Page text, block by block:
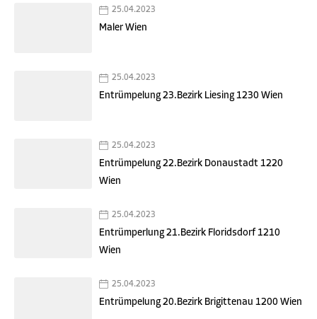
25.04.2023
Maler Wien
25.04.2023
Entrümpelung 23.Bezirk Liesing 1230 Wien
25.04.2023
Entrümpelung 22.Bezirk Donaustadt 1220
Wien
25.04.2023
Entrümperlung 21.Bezirk Floridsdorf 1210
Wien
25.04.2023
Entrümpelung 20.Bezirk Brigittenau 1200 Wien